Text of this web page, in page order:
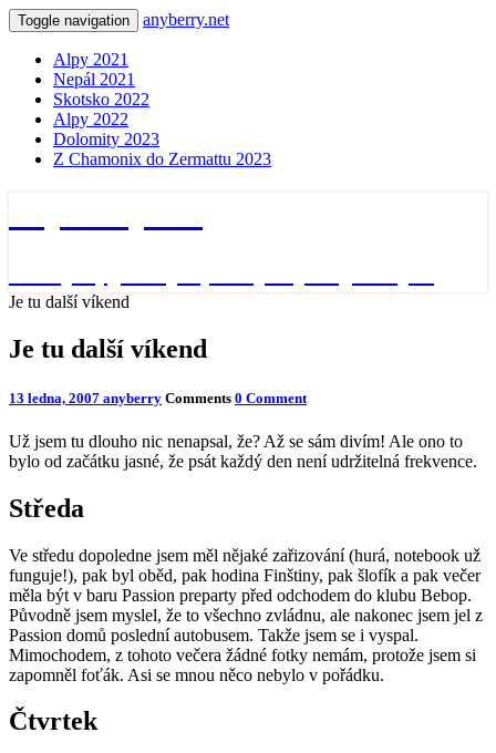
Toggle navigation anyberry.net
Alpy 2021
Nepál 2021
Skotsko 2022
Alpy 2022
Dolomity 2023
Z Chamonix do Zermattu 2023
Je tu další víkend
Je tu další víkend
13 ledna, 2007 anyberry Comments 0 Comment
Už jsem tu dlouho nic nenapsal, že? Až se sám divím! Ale ono to
bylo od začátku jasné, že psát každý den není udržitelná frekvence.
Středa
Ve středu dopoledne jsem měl nějaké zařizování (hurá, notebook už
funguje!), pak byl oběd, pak hodina Finštiny, pak šlofík a pak večer
měla být v baru Passion preparty před odchodem do klubu Bebop.
Původně jsem myslel, že to všechno zvládnu, ale nakonec jsem jel z
Passion domů poslední autobusem. Takže jsem se i vyspal.
Mimochodem, z tohoto večera žádné fotky nemám, protože jsem si
zapomněl foťák. Asi se mnou něco nebylo v pořádku.
Čtvrtek